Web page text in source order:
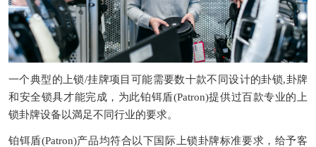
一个典型的上锁/挂牌项目可能需要数十款不同设计的卦锁,卦牌
和安全锁具才能完成，为此铂铒盾(Patron)提供过百款专业的上
锁卦牌设备以満足不同行业的要求。
铂铒盾(Patron)产品均符合以下国际上锁卦牌标准要求，给予客